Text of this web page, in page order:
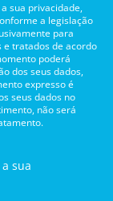
sua privacidade,
a legislação
para
e tratados de acordo
poderá
dos seus dados,
expresso é
seus dados no
não será
sua